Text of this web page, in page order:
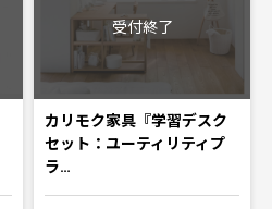
受付終了
カリモク家具『学習デスク
セット：ユーティリティプ
ラ…